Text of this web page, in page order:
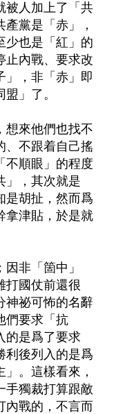
被人加上了「共
黨是「赤」，
少也是「紅」的
止內戰、要求改
」，非「赤」即
」了。
想來他們也找不
、不跟着自己搖
不順眼」的程度
」，其次就是
是胡扯，然而爲
拿津貼，於是就
非「箇中」
打國仗前還很
神祕可怖的名辭
們要求「抗
的是爲了要求
利後列入的是爲
。這樣看來，
手獨裁打算跟敵
內戰的，不言而